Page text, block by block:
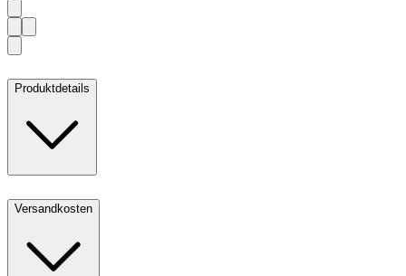
Produktdetails
Versandkosten